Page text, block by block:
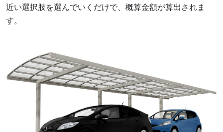
近い選択肢を選んでいくだけで、概算金額が算出されま
す。